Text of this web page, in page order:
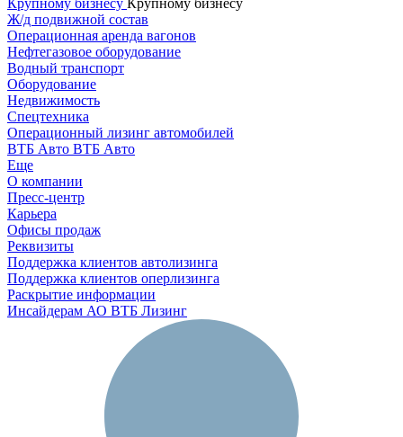
Крупному бизнесу Крупному бизнесу
Ж/д подвижной состав
Операционная аренда вагонов
Нефтегазовое оборудование
Водный транспорт
Оборудование
Недвижимость
Спецтехника
Операционный лизинг автомобилей
ВТБ Авто ВТБ Авто
Еще
О компании
Пресс-центр
Карьера
Офисы продаж
Реквизиты
Поддержка клиентов автолизинга
Поддержка клиентов оперлизинга
Раскрытие информации
Инсайдерам АО ВТБ Лизинг